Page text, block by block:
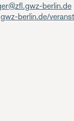
berlin.de
berlin.de/